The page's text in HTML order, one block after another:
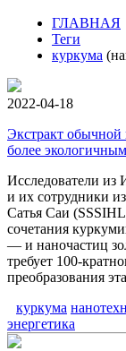
ГЛАВНАЯ
Теги
куркума
2022-04-18
Экстракт
более
Исследователи из
и их сотрудники
Сатья Саи
сочетания
— и наночастиц
требует 100-
преобразования
куркума
энергетика